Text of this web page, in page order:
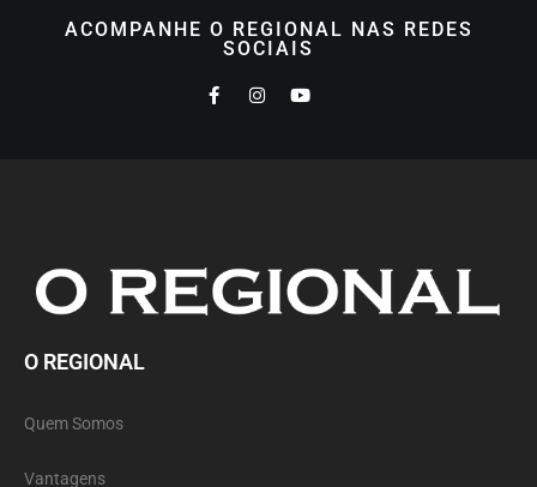
ACOMPANHE O REGIONAL NAS REDES
SOCIAIS
O REGIONAL
Quem Somos
Vantagens